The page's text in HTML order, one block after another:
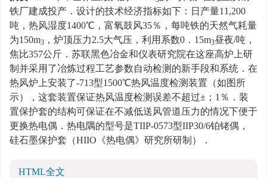
铁厂建成投产．设计的技术经济指标如下：日产量11,200
吨，热风湿度1400℃，富氧鼓风35％，每吨铁的天然气耗量
为150m3 ，炉顶压力2.5大气压，利用系数0．15m3昼夜/吨，
焦比357公斤．苏联黑色冶金和仪表研究院在这座高炉上研
制并采用了冶炼过程工艺参数自动检测的新手段和系统．在
热风炉上安装了-713型1500℃热风温度检测装置（如图所
示），这套装置保证热风温度检测误差不超过±；1％．装
置保护套的结构可保证在不减低送风管道压力的情况下便于
更换热电偶．热电隅的型号是TIIP-0573型IIP30/6铂铑偶，
硅石墨保护套（HIIO《热电偶》研究所研制）．
HTML全文